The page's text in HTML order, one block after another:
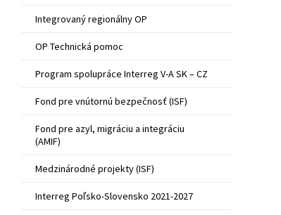
Integrovaný regionálny OP
OP Technická pomoc
Program spolupráce Interreg V-A SK – CZ
Fond pre vnútornú bezpečnosť (ISF)
Fond pre azyl, migráciu a integráciu
(AMIF)
Medzinárodné projekty (ISF)
Interreg Poľsko-Slovensko 2021-2027